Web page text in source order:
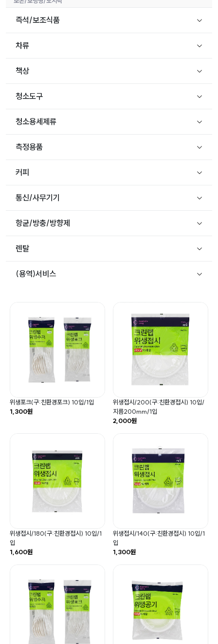
즉석/보조식품
차류
책상
청소도구
청소용세제류
측정용품
커피
통신/사무기기
항균/방충/방향제
렌탈
(용역)서비스
위생포크(구:친환경포크) 10입/1입
1,300원
위생접시/200(구:친환경접시) 10입/
지름200mm/1입
2,000원
위생접시/180(구:친환경접시) 10입/1
입
1,600원
위생접시/140(구:친환경접시) 10입/1
입
1,300원